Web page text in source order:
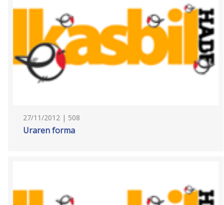
27/11/2012 | 508
Uraren forma